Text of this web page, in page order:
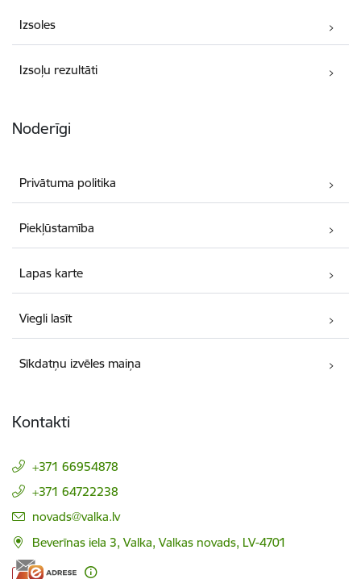
Izsoles
Izsoļu rezultāti
Noderīgi
Privātuma politika
Piekļūstamība
Lapas karte
Viegli lasīt
Sīkdatņu izvēles maiņa
Kontakti
+371 66954878
+371 64722238
E-pasts:
novads@valka.lv
Beverīnas iela 3, Valka, Valkas novads, LV-4701